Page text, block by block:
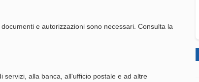
e autorizzazioni sono necessari. Consulta la
servizi, alla banca, all'ufficio postale e ad altre